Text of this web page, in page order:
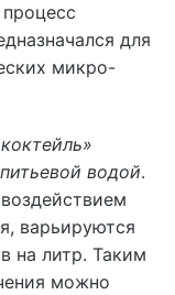
для
микро-
водой.
варьируются
на литр. Таким
можно